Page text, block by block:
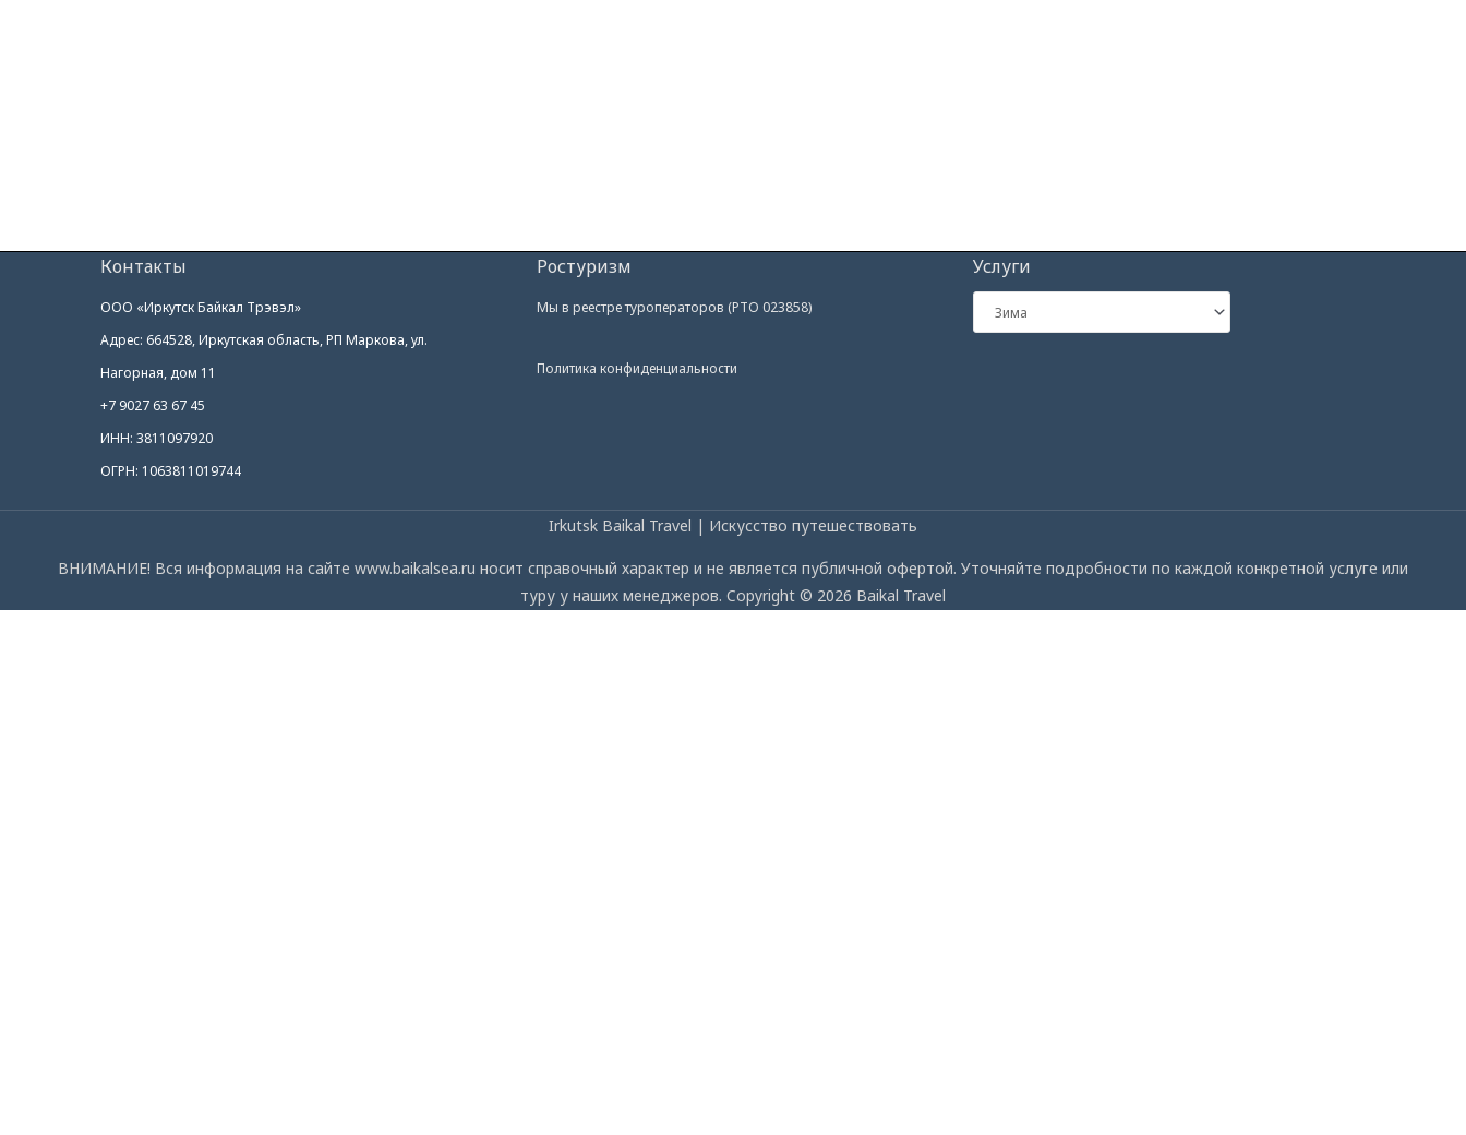
Контакты
ООО «Иркутск Байкал Трэвэл»
Адрес: 664528, Иркутская область, РП Маркова, ул.
Нагорная, дом 11
+7 9027 63 67 45
ИНН: 3811097920
ОГРН: 1063811019744
Ростуризм
Мы в реестре туроператоров (РТО 023858)
Политика конфиденциальности
Услуги
Irkutsk Baikal Travel | Искусство путешествовать
ВНИМАНИЕ! Вся информация на сайте www.baikalsea.ru носит справочный характер и не является публичной офертой. Уточняйте подробности по каждой конкретной услуге или
туру у наших менеджеров. Copyright © 2026 Baikal Travel